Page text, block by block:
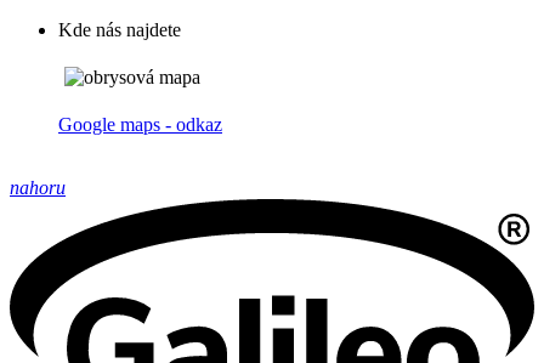
Kde nás najdete
Google maps - odkaz
nahoru